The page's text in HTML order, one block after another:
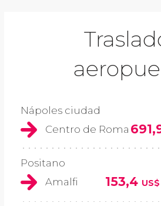
Nápoles ciudad
Centro de Roma
Positano
Amalfi
153,4 US$